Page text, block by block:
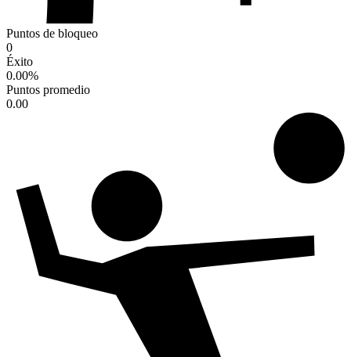
Puntos de bloqueo
0
Éxito
0.00%
Puntos promedio
0.00